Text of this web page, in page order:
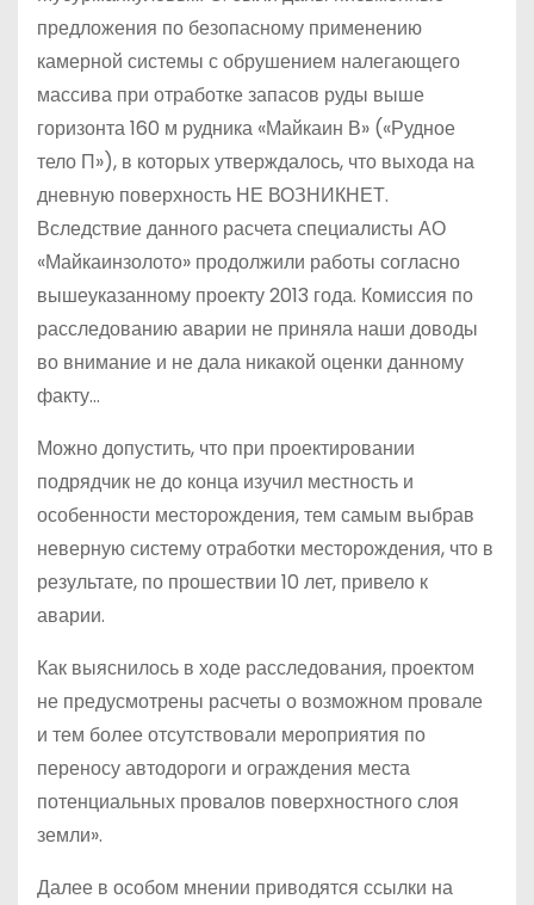
предложения по безопасному применению
камерной системы с обрушением налегающего
массива при отработке запасов руды выше
горизонта 160 м рудника «Майкаин В» («Рудное
тело П»), в которых утверждалось, что выхода на
дневную поверхность НЕ ВОЗНИКНЕТ.
Вследствие данного расчета специалисты АО
«Майкаинзолото» продолжили работы согласно
вышеуказанному проекту 2013 года. Комиссия по
расследованию аварии не приняла наши доводы
во внимание и не дала никакой оценки данному
факту…
Можно допустить, что при проектировании
подрядчик не до конца изучил местность и
особенности месторождения, тем самым выбрав
неверную систему отработки месторождения, что в
результате, по прошествии 10 лет, привело к
аварии.
Как выяснилось в ходе расследования, проектом
не предусмотрены расчеты о возможном провале
и тем более отсутствовали мероприятия по
переносу автодороги и ограждения места
потенциальных провалов поверхностного слоя
земли».
Далее в особом мнении приводятся ссылки на